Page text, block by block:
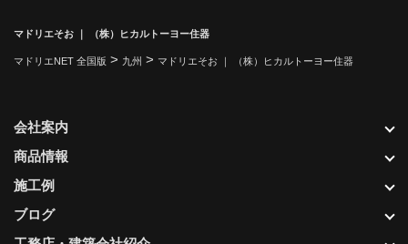
マドリエそお ｜ （株）ヒカルトーヨー住器
マドリエNET 全国版 > 九州 > マドリエそお ｜ （株）ヒカルトーヨー住器
会社案内
商品情報
施工例
ブログ